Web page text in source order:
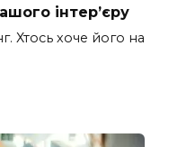
інтер’єру
Хтось хоче його на